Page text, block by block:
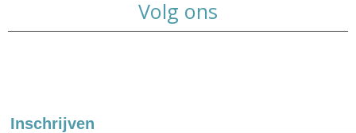
Volg ons
Inschrijven